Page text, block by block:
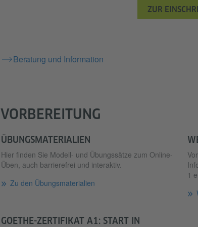
ZUR
Beratung und Information
VORBEREITUNG
ÜBUNGSMATERIALIEN
Hier finden Sie Modell- und Übungssätze zum Online-
Üben, auch barrierefrei und interaktiv.
Zu den Übungsmaterialien
1
GOETHE-ZERTIFIKAT A1: START IN